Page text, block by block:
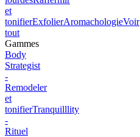
et
tonifierExfolierAromachologieVoir
tout
Gammes
Body
Strategist
-
Remodeler
et
tonifierTranquilllity
-
Rituel